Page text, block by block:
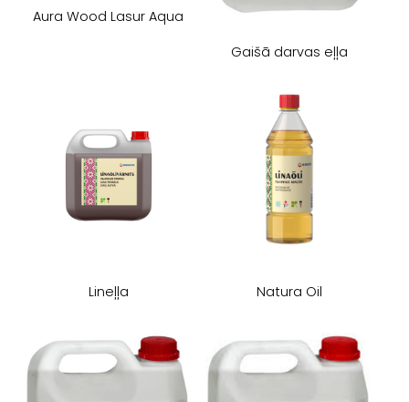
Aura Wood Lasur Aqua
Gaišā darvas eļļa
​Lineļļa ​Natura Oil